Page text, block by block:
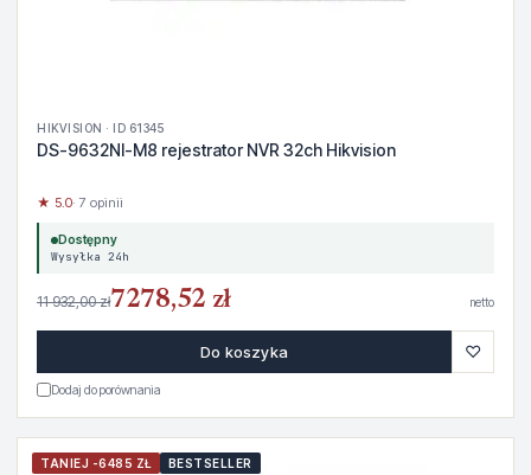
HIKVISION · ID 61345
DS-9632NI-M8 rejestrator NVR 32ch Hikvision
★ 5.0· 7 opinii
Dostępny
Wysyłka 24h
11 932,00 zł7278,52 zł netto
Do koszyka ♡
Dodaj do porównania
TANIEJ -6485 ZŁ BESTSELLER